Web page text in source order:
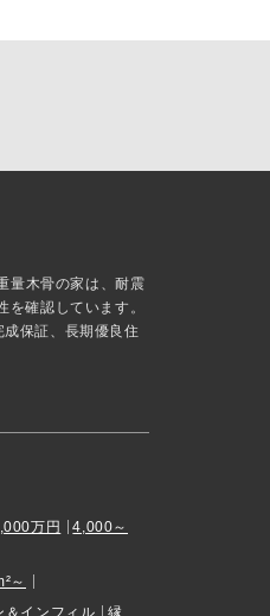
量木骨の家は、耐震
確認しています。
保証、長期優良住
万円
4,000～
～
＆インフィル
縁